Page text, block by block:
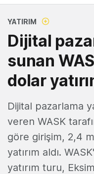
YATIRIM
Dijital
sunan
dolar
Dijital pazarlama
veren WASK
göre girişim, 2,4
yatırım aldı.
yatırım turu,